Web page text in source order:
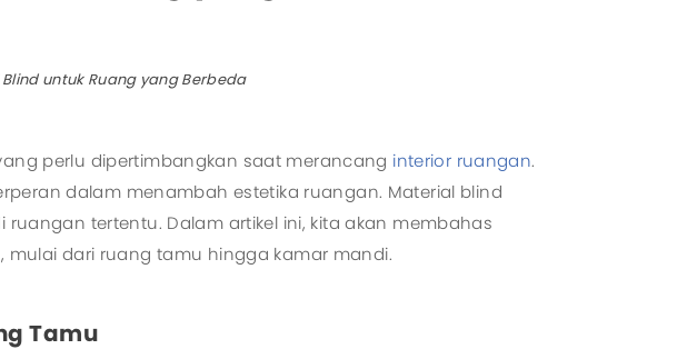
Motorized System
untuk Ruang yang Berbeda
perlu dipertimbangkan saat merancang interior ruangan.
dalam menambah estetika ruangan. Material blind
tertentu. Dalam artikel ini, kita akan membahas
dari ruang tamu hingga kamar mandi.
Tamu